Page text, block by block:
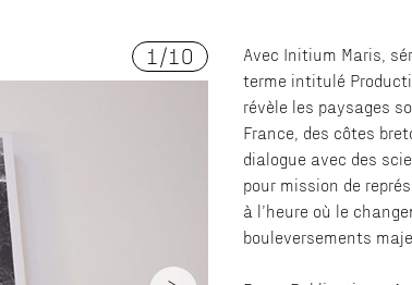
1 /10
Avec Initium Maris,
terme intitulé
révèle les paysages
France, des côtes
dialogue avec des
pour mission de
à l’heure où le
bouleversements